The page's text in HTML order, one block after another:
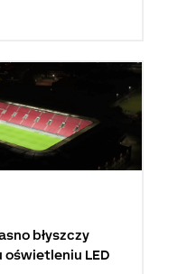
błyszczy
LED